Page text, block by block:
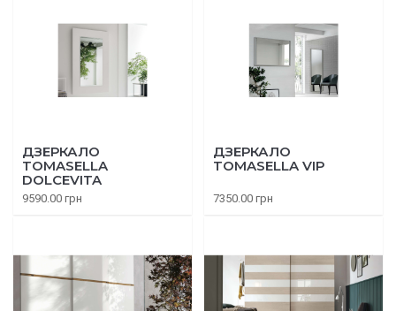
ДЗЕРКАЛО
TOMASELLA
DOLCEVITA
9590.00 грн
ДЗЕРКАЛО
TOMASELLA VIP
7350.00 грн